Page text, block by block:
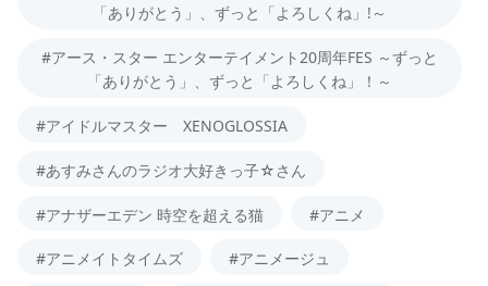
「ありがとう」、ずっと「よろしくね」!～
#アース・スター エンターテイメント20周年FES ～ずっと
「ありがとう」、ずっと「よろしくね」！～
#アイドルマスター XENOGLOSSIA
#あすみさんのラジオ大好きっ子☆さん
#アナザーエデン 時空を超える猫 #アニメ
#アニメイトタイムズ #アニメージュ